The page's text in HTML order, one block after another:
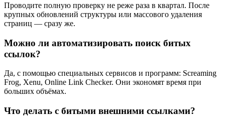
Проводите полную проверку не реже раза в квартал. После
крупных обновлений структуры или массового удаления
страниц — сразу же.
Можно ли автоматизировать поиск битых
ссылок?
Да, с помощью специальных сервисов и программ: Screaming
Frog, Xenu, Online Link Checker. Они экономят время при
больших объёмах.
Что делать с битыми внешними ссылками?